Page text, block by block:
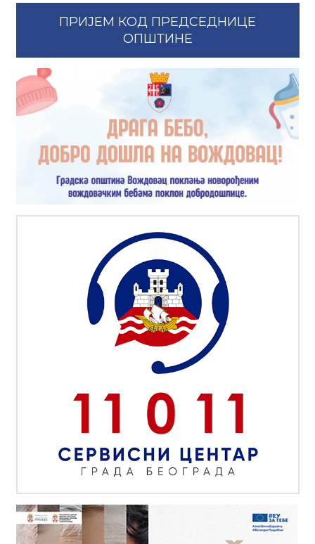
ПРИЈЕМ КОД ПРЕДСЕДНИЦЕ
ОПШТИНЕ